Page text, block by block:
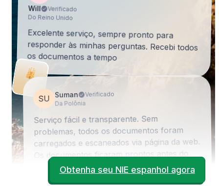
Will Verificado
Do Reino Unido
Excelente serviço, sempre pronto para
responder às minhas perguntas. Recebi todos
os documentos a tempo
SU Suman Verificado
Da Polônia
Serviço fácil e transparente. Sem
problemas, todos os documentos foram
carregados e escaneados via página da web.
Os documentos ficaram prontos antes do
esperado. Ótimo!
Obtenha seu NIE espanhol agora